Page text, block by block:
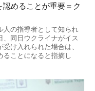
めることが重要＝ク
人の指導者として知られ
、同日ウクライナがイス
け入れられた場合は、
ることになると指摘し